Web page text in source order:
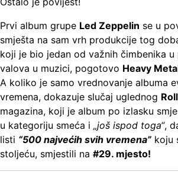
Prvi album grupe Led Zeppelin se u
smješta na sam vrh produkcije tog
koji je bio jedan od važnih čimbenika
valova u muzici, pogotovo Heavy
A koliko je samo vrednovanje albuma
vremena, dokazuje slučaj uglednog
magazina, koji je album po izlasku
u kategoriju smeća i „još ispod toga“,
listi “500 najvećih svih vremena” koju
stoljeću, smjestili na #29. mjesto!